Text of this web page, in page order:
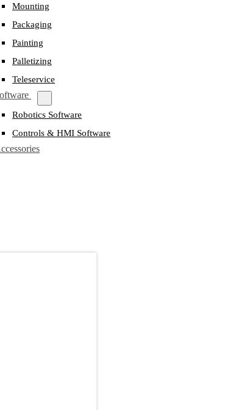
Mounting
Packaging
Painting
Palletizing
Teleservice
Robotics Software
Controls & HMI Software